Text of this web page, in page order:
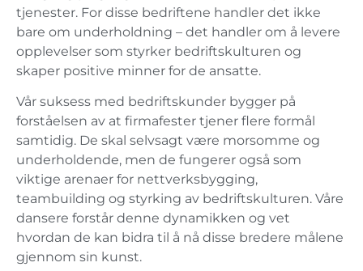
tjenester. For disse bedriftene handler det ikke
bare om underholdning – det handler om å levere
opplevelser som styrker bedriftskulturen og
skaper positive minner for de ansatte.
Vår suksess med bedriftskunder bygger på
forståelsen av at firmafester tjener flere formål
samtidig. De skal selvsagt være morsomme og
underholdende, men de fungerer også som
viktige arenaer for nettverksbygging,
teambuilding og styrking av bedriftskulturen. Våre
dansere forstår denne dynamikken og vet
hvordan de kan bidra til å nå disse bredere målene
gjennom sin kunst.